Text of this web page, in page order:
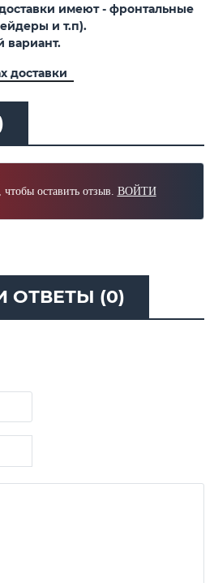
имеют - фронтальные
и т.п).
вариант.
доставки
оставить отзыв. ВОЙТИ
ОТВЕТЫ (0)